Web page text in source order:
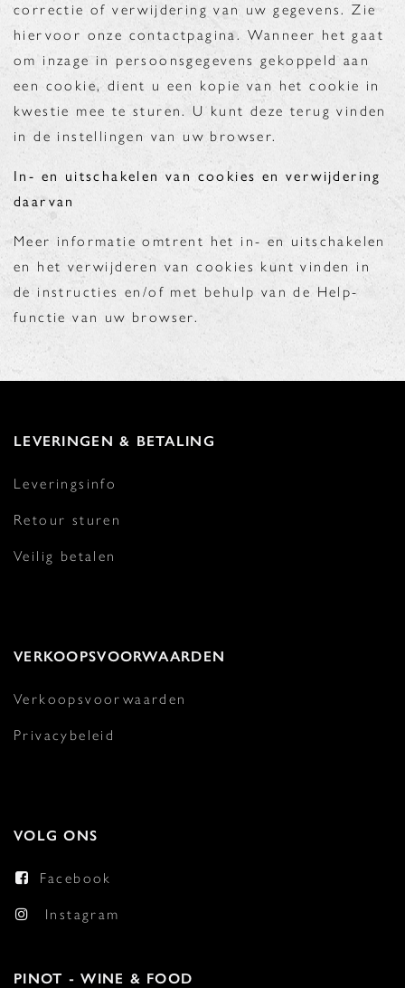
correctie of verwijdering van uw gegevens. Zie
hiervoor onze contactpagina. Wanneer het gaat
om inzage in persoonsgegevens gekoppeld aan
een cookie, dient u een kopie van het cookie in
kwestie mee te sturen. U kunt deze terug vinden
in de instellingen van uw browser.
In- en uitschakelen van cookies en verwijdering
daarvan
Meer informatie omtrent het in- en uitschakelen
en het verwijderen van cookies kunt vinden in
de instructies en/of met behulp van de Help-
functie van uw browser.
LEVERINGEN & BETALING
Leveringsinfo
Retour sturen
Veilig betalen
VERKOOPSVOORWAARDEN
Verkoopsvoorwaarden
Privacybeleid
VOLG ONS
Facebook
Instagram
PINOT - WINE & FOOD